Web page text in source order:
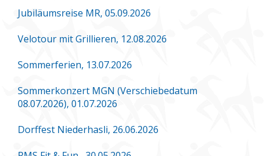
Jubiläumsreise MR, 05.09.2026
Velotour mit Grillieren, 12.08.2026
Sommerferien, 13.07.2026
Sommerkonzert MGN (Verschiebedatum
08.07.2026), 01.07.2026
Dorffest Niederhasli, 26.06.2026